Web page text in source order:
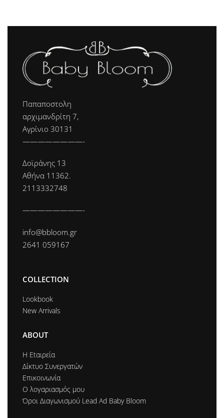
Παπαποστολη
αρχιμανδρίτη 7,
Αγρίνιο 30131
————————-
Δοϊράνης 13
Αθήνα 11362.
2113332748
————————-
info@bbloom.gr
2641 059167
COLLECTION
Lookbook
New Arrivals
ABOUT
Η Εtαιρεία
Δίκτυο Συνεργατών
Επικοινωνία
Ο λογαριασμός μου
Όροι Διαγωνισμού Lead Ad Baby Bloom